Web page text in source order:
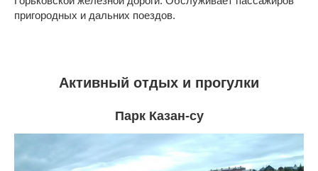
пригородных и дальних поездов.
Активный отдых и прогулки
Парк Казан-су